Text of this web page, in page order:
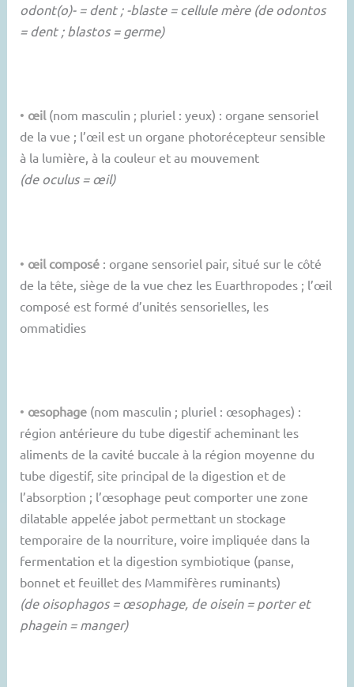
odont(o)- = dent ; -blaste = cellule mère (de odontos
= dent ; blastos = germe)
• œil(nom masculin ; pluriel : yeux) : organe sensoriel
de la vue ; l’œil est un organe photorécepteur sensible
à la lumière, à la couleur et au mouvement
(de oculus = œil)
• œil composé : organe sensoriel pair, situé sur le côté
de la tête, siège de la vue chez les Euarthropodes ; l’œil
composé est formé d’unités sensorielles, les
ommatidies
• œsophage (nom masculin ; pluriel : œsophages) :
région antérieure du tube digestif acheminant les
aliments de la cavité buccale à la région moyenne du
tube digestif, site principal de la digestion et de
l’absorption ; l’œsophage peut comporter une zone
dilatable appelée jabot permettant un stockage
temporaire de la nourriture, voire impliquée dans la
fermentation et la digestion symbiotique (panse,
bonnet et feuillet des Mammifères ruminants)
(de oisophagos = œsophage, de oisein = porter et
phagein = manger)